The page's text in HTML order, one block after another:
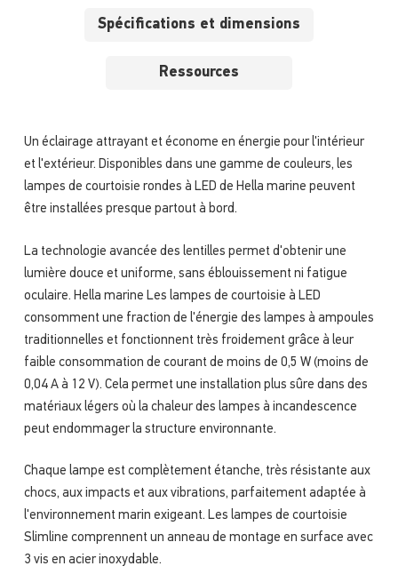
Spécifications et dimensions
Ressources
Un éclairage attrayant et économe en énergie pour l'intérieur
et l'extérieur. Disponibles dans une gamme de couleurs, les
lampes de courtoisie rondes à LED de Hella marine peuvent
être installées presque partout à bord.
La technologie avancée des lentilles permet d'obtenir une
lumière douce et uniforme, sans éblouissement ni fatigue
oculaire. Hella marine Les lampes de courtoisie à LED
consomment une fraction de l'énergie des lampes à ampoules
traditionnelles et fonctionnent très froidement grâce à leur
faible consommation de courant de moins de 0,5 W (moins de
0,04 A à 12 V). Cela permet une installation plus sûre dans des
matériaux légers où la chaleur des lampes à incandescence
peut endommager la structure environnante.
Chaque lampe est complètement étanche, très résistante aux
chocs, aux impacts et aux vibrations, parfaitement adaptée à
l'environnement marin exigeant. Les lampes de courtoisie
Slimline comprennent un anneau de montage en surface avec
3 vis en acier inoxydable.